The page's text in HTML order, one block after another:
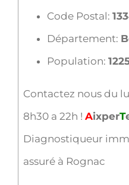
Code Postal:
Département:
Population:
Contactez nous du
8h30 a 22h ! AixperT
Diagnostiqueur
assuré à Rognac